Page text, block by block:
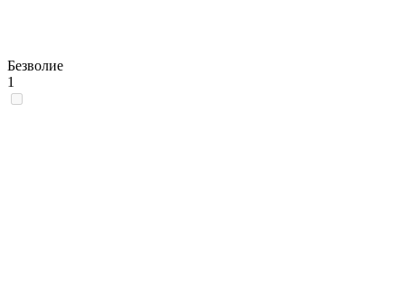
Безволие
1